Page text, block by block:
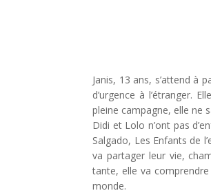
Janis, 13 ans, s’attend à
d’urgence à l’étranger.
pleine campagne, elle ne
Didi et Lolo n’ont pas
Salgado, Les Enfants de
va partager leur vie,
tante, elle va
monde.